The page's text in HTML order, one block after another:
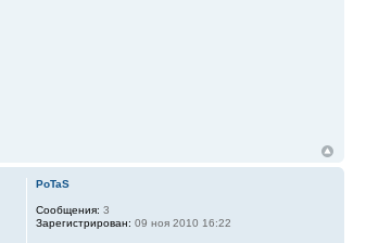
PoTaS
Сообщения: 3
Зарегистрирован: 09 ноя 2010 16:22